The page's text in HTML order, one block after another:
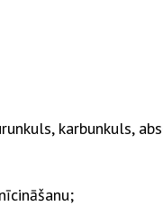
karbunkuls,